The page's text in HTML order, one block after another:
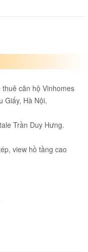
căn hộ Vinhomes
Giấy, Hà Nội.
Trần Duy Hưng.
view hồ tầng cao